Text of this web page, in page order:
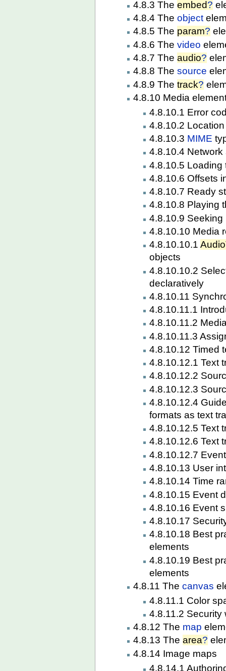
4.8.3 Theembed?
4.8.4 Theobject
4.8.5 The param?
4.8.6 Thevideo
4.8.7 Theaudio?
4.8.8 Thesource
4.8.9 Thetrack?
4.8.10 Media
4.8.10.1 Error
4.8.10.2
4.8.10.3 MIME
4.8.10.4 Network
4.8.10.5 Loading
4.8.10.6 Offsets
4.8.10.7 Ready
4.8.10.8 Playing
4.8.10.9 Seeking
4.8.10.10 Media
4.8.10.10.1
objects
4.8.10.10.2
declaratively
4.8.10.11
4.8.10.11.1
4.8.10.11.2
4.8.10.11.3
4.8.10.12 Timed
4.8.10.12.1 Text
4.8.10.12.2
4.8.10.12.3
4.8.10.12.4
formats as text
4.8.10.12.5 Text
4.8.10.12.6 Text
4.8.10.12.7
4.8.10.13 User
4.8.10.14 Time
4.8.10.15 Event
4.8.10.16 Event
4.8.10.17
4.8.10.18 Best
elements
4.8.10.19 Best
elements
4.8.11 Thecanvas
4.8.11.1 Color
4.8.11.2 Security
4.8.12 The map
4.8.13 Thearea?
4.8.14 Image maps
4.8.14.1